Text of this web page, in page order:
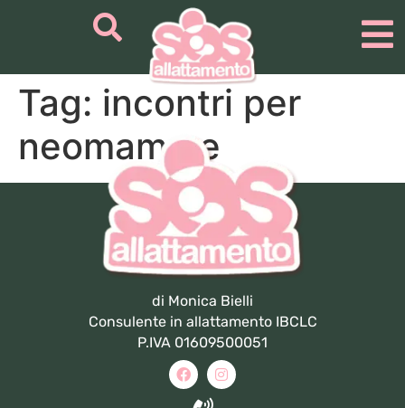
Tag: incontri per
neomamme
di Monica Bielli
Consulente in allattamento IBCLC
P.IVA 01609500051